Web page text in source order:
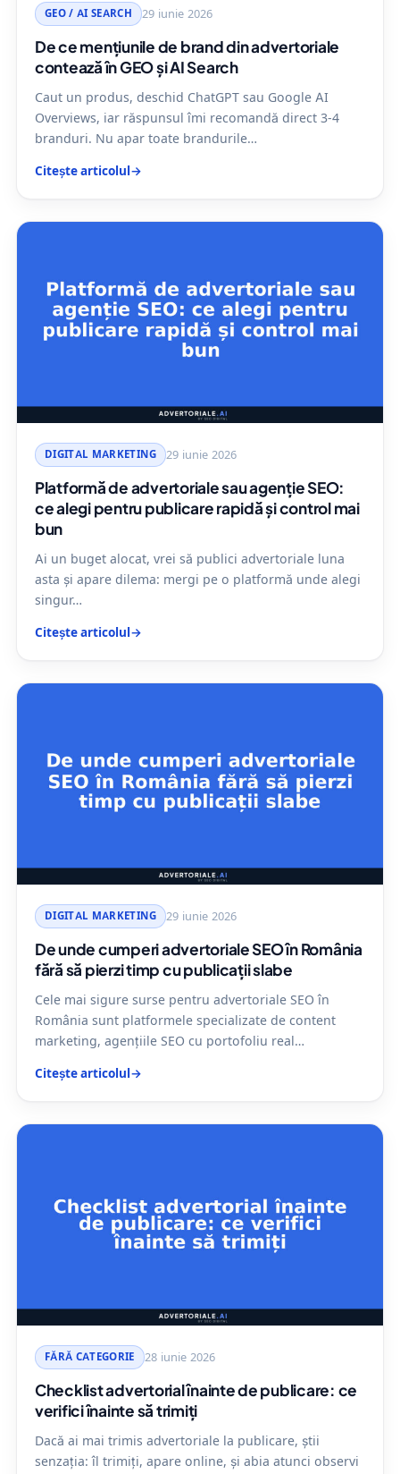
GEO / AI SEARCH 29 iunie 2026
De ce mențiunile de brand din advertoriale
contează în GEO și AI Search
Caut un produs, deschid ChatGPT sau Google AI
Overviews, iar răspunsul îmi recomandă direct 3-4
branduri. Nu apar toate brandurile…
Citește articolul→
DIGITAL MARKETING 29 iunie 2026
Platformă de advertoriale sau agenție SEO:
ce alegi pentru publicare rapidă și control mai
bun
Ai un buget alocat, vrei să publici advertoriale luna
asta și apare dilema: mergi pe o platformă unde alegi
singur…
Citește articolul →
DIGITAL MARKETING 29 iunie 2026
De unde cumperi advertoriale SEO în România
fără să pierzi timp cu publicații slabe
Cele mai sigure surse pentru advertoriale SEO în
România sunt platformele specializate de content
marketing, agențiile SEO cu portofoliu real…
Citește articolul →
FĂRĂ CATEGORIE 28 iunie 2026
Checklist advertorial înainte de publicare: ce
verifici înainte să trimiți
Dacă ai mai trimis advertoriale la publicare, știi
senzația: îl trimiți, apare online, și abia atunci observi